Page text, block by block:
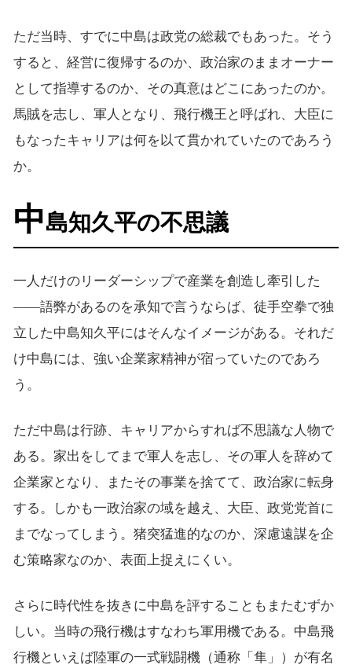
ただ当時、すでに中島は政党の総裁でもあった。そう
すると、経営に復帰するのか、政治家のままオーナー
として指導するのか、その真意はどこにあったのか。
馬賊を志し、軍人となり、飛行機王と呼ばれ、大臣に
もなったキャリアは何を以て貫かれていたのであろう
か。
中島知久平の不思議
一人だけのリーダーシップで産業を創造し牽引した
――語弊があるのを承知で言うならば、徒手空拳で独
立した中島知久平にはそんなイメージがある。それだ
け中島には、強い企業家精神が宿っていたのであろ
う。
ただ中島は行跡、キャリアからすれば不思議な人物で
ある。家出をしてまで軍人を志し、その軍人を辞めて
企業家となり、またその事業を捨てて、政治家に転身
する。しかも一政治家の域を越え、大臣、政党党首に
までなってしまう。猪突猛進的なのか、深慮遠謀を企
む策略家なのか、表面上捉えにくい。
さらに時代性を抜きに中島を評することもまたむずか
しい。当時の飛行機はすなわち軍用機である。中島飛
行機といえば陸軍の一式戦闘機（通称「隼」）が有名